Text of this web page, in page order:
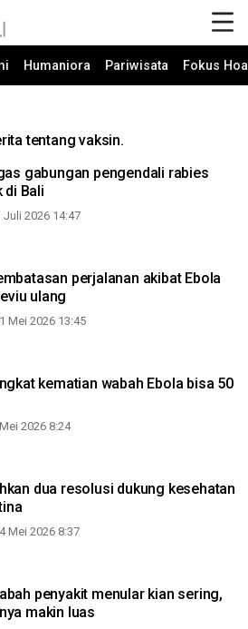
Humaniora Pariwisata Fokus
tentang vaksin.
gabungan pengendali rabies
di Bali
Juli 2026 14:47
perjalanan akibat Ebola
ulang
Mei 2026 13:45
kematian wabah Ebola bisa 50
2026 8:24
dua resolusi dukung kesehatan
Mei 2026 8:37
penyakit menular kian sering,
makin luas